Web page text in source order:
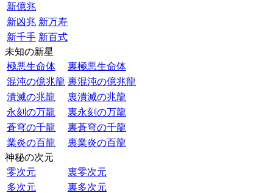
新億兆
新凶兆 新万寿
新千手 新百式
未知の新星
極悪生命体
裏極悪生命体
混沌の億兆龍 裏混沌の億兆龍
潰滅の兆龍
裏潰滅の兆龍
永刻の万龍
裏永刻の万龍
蒼穹の千龍
裏蒼穹の千龍
業炎の百龍
裏業炎の百龍
神秘の次元
零次元
裏零次元
多次元
裏多次元